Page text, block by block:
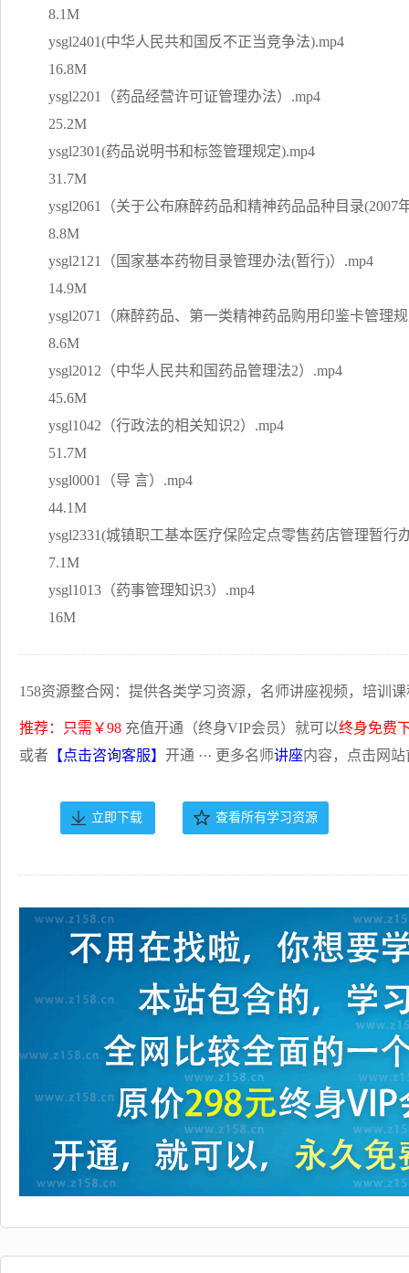
8.1M
ysgl2401(中华人民共和国反不正当竞争法).mp4
16.8M
ysgl2201（药品经营许可证管理办法）.mp4
25.2M
ysgl2301(药品说明书和标签管理规定).mp4
31.7M
ysgl2061（关于公布麻醉药品和精神药品品种目录(2007
8.8M
ysgl2121（国家基本药物目录管理办法(暂行)）.mp4
14.9M
ysgl2071（麻醉药品、第一类精神药品购用印鉴卡管理规
8.6M
ysgl2012（中华人民共和国药品管理法2）.mp4
45.6M
ysgl1042（行政法的相关知识2）.mp4
51.7M
ysgl0001（导 言）.mp4
44.1M
ysgl2331(城镇职工基本医疗保险定点零售药店管理暂行
7.1M
ysgl1013（药事管理知识3）.mp4
16M
158资源整合网：提供各类学习资源，名师讲座视频，培训
推荐：只需￥98 充值开通（终身VIP会员）就可以终身免费
或者 【点击咨询客服】 开通 ··· 更多名师讲座内容，点击网
立即下载 查看所有学习资源